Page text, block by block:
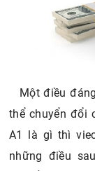
Một điều
thể chuyển đổi
A1 là gì thì
những điều